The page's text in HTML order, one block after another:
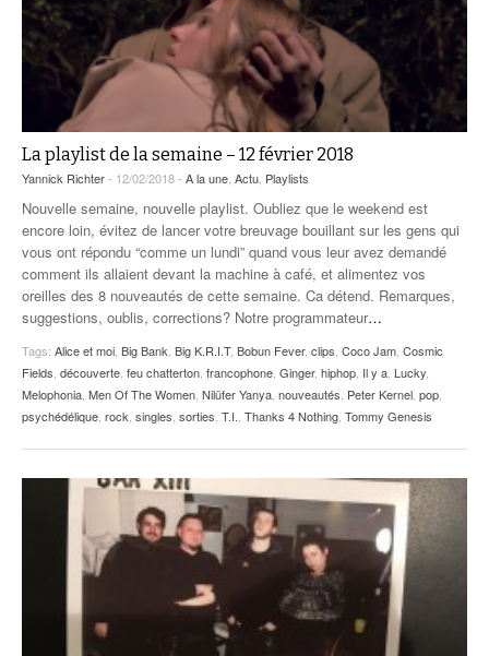
La playlist de la semaine – 12 février 2018
Yannick Richter- 12/02/2018 - A la une Actu Playlists
Nouvelle semaine, nouvelle playlist. Oubliez que le weekend est
encore loin, évitez de lancer votre breuvage bouillant sur les gens qui
vous ont répondu “comme un lundi” quand vous leur avez demandé
comment ils allaient devant la machine à café, et alimentez vos
oreilles des 8 nouveautés de cette semaine. Ca détend. Remarques,
suggestions, oublis, corrections? Notre programmateur…
Tags: Alice et moi Big Bank Big K.R.I.T, Bobun Fever, clips Coco Jam Cosmic
Fields découverte feu chatterton francophone Ginger, hiphop Il y a Lucky
Melophonia Men Of The Women Nilüfer Yanya nouveautés Peter Kernel pop
psychédélique rock singles sorties T.I. Thanks 4 Nothing Tommy Genesis